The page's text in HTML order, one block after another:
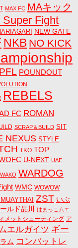
MAX FC MAキック
Super Fight
NEW GATE
NKB NO KICK
PFL POUNDOUT
REBELS
FC ROMAN
SCRAP＆BUILD SIT
NEXUS STYLE
TKO TOP
U-NEXT UAE
WAKO WARDOG
WMC WOWOW
ZST いぶ
ルド品川
はまっこムエ
メットシューティング ア
エルガイツ ギー
ム コンバットレ